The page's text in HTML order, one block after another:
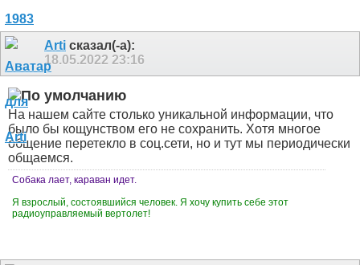
Arti сказал(-а):
18.05.2022 23:16
На нашем сайте столько уникальной информации, что
было бы кощунством его не сохранить. Хотя многое
общение перетекло в соц.сети, но и тут мы периодически
общаемся.
Собака лает, караван идет.
Я взрослый, состоявшийся человек. Я хочу купить себе этот
радиоуправляемый вертолет!